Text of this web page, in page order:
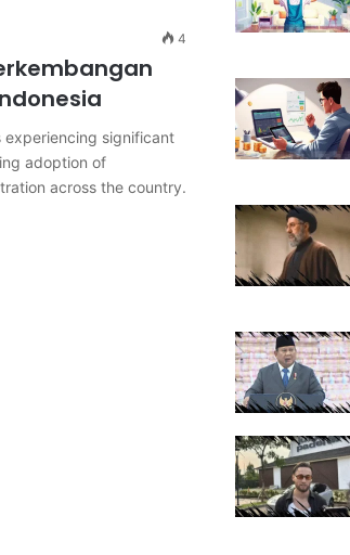
4
experiencing significant
adoption of
across the country.